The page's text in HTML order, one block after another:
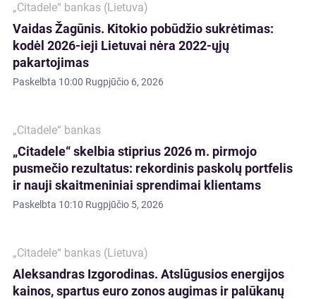
„Citadele“ bankas (Lietuva)
Vaidas Žagūnis. Kitokio pobūdžio sukrėtimas:
kodėl 2026-ieji Lietuvai nėra 2022-ųjų
pakartojimas
Paskelbta 10:00 Rugpjūčio 6, 2026
„Citadele“ bankas
„Citadele“ skelbia stiprius 2026 m. pirmojo
pusmečio rezultatus: rekordinis paskolų portfelis
ir nauji skaitmeniniai sprendimai klientams
Paskelbta 10:10 Rugpjūčio 5, 2026
„Citadele“ bankas (Lietuva)
Aleksandras Izgorodinas. Atslūgusios energijos
kainos, spartus euro zonos augimas ir palūkanų